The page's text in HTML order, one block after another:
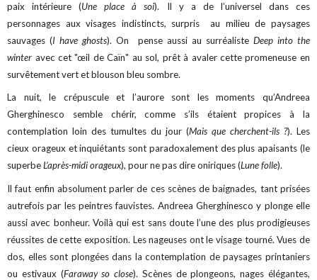
paix intérieure (Une place à soi). Il y a de l’universel dans ces
personnages aux visages indistincts, surpris au milieu de paysages
sauvages (I have ghosts). On pense aussi au surréaliste Deep into the
winter avec cet "œil de Caïn" au sol, prêt à avaler cette promeneuse en
survêtement vert et blouson bleu sombre.
La nuit, le crépuscule et l’aurore sont les moments qu’Andreea
Gherghinesco semble chérir, comme s’ils étaient propices à la
contemplation loin des tumultes du jour (Mais que cherchent-ils ?). Les
cieux orageux et inquiétants sont paradoxalement des plus apaisants (le
superbeL’après-midi orageux), pour ne pas dire oniriques (Lune folle).
Il faut enfin absolument parler de ces scènes de baignades, tant prisées
autrefois par les peintres fauvistes. Andreea Gherghinesco y plonge elle
aussi avec bonheur. Voilà qui est sans doute l’une des plus prodigieuses
réussites de cette exposition. Les nageuses ont le visage tourné. Vues de
dos, elles sont plongées dans la contemplation de paysages printaniers
ou estivaux (Faraway so close). Scènes de plongeons, nages élégantes,